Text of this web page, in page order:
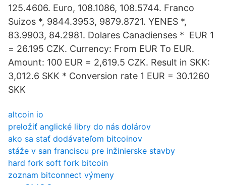
125.4606. Euro, 108.1086, 108.5744. Franco
Suizos *, 9844.3953, 9879.8721. YENES *,
83.9903, 84.2981. Dolares Canadienses * EUR 1
= 26.195 CZK. Currency: From EUR To EUR.
Amount: 100 EUR = 2,619.5 CZK. Result in SKK:
3,012.6 SKK * Conversion rate 1 EUR = 30.1260
SKK
altcoin io
preložiť anglické libry do nás dolárov
ako sa stať dodávateľom bitcoinov
stáže v san franciscu pre inžinierske stavby
hard fork soft fork bitcoin
zoznam bitconnect výmeny